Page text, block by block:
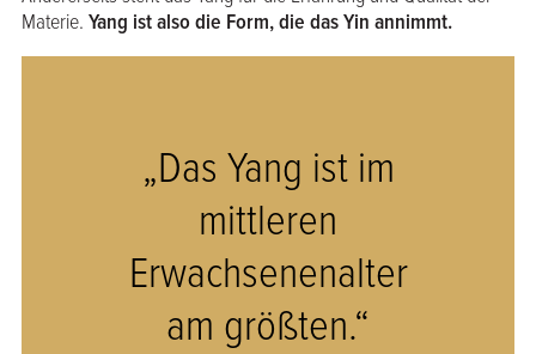
Materie. Yang ist also die Form, die das Yin annimmt.
„Das Yang ist im
mittleren
Erwachsenenalter
am größten.“